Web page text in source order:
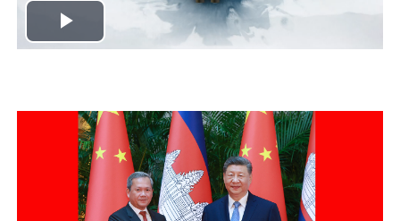
Play